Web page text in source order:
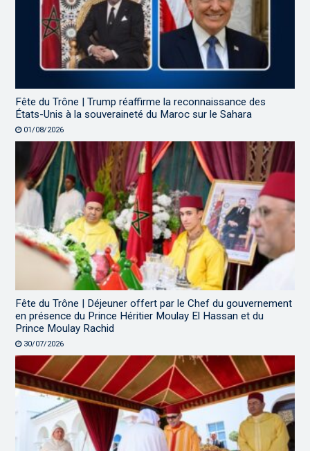
Fête du Trône | Trump réaffirme la reconnaissance des
États-Unis à la souveraineté du Maroc sur le Sahara
01/08/2026
Fête du Trône | Déjeuner offert par le Chef du gouvernement
en présence du Prince Héritier Moulay El Hassan et du
Prince Moulay Rachid
30/07/2026